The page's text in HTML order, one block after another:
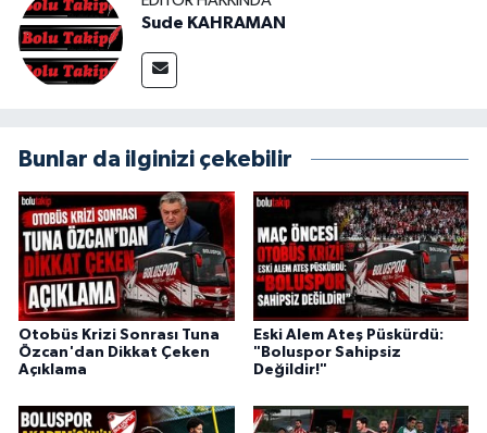
Sude KAHRAMAN
Bunlar da ilginizi çekebilir
Otobüs Krizi Sonrası Tuna
Özcan'dan Dikkat Çeken
Açıklama
Eski Alem Ateş Püskürdü:
"Boluspor Sahipsiz
Değildir!"